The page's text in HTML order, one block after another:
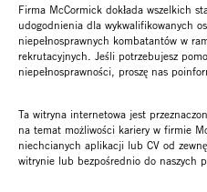
Firma McCormick dokłada wszelkich
udogodnienia dla wykwalifikowanych
niepełnosprawnych kombatantów w
rekrutacyjnych. Jeśli potrzebujesz
niepełnosprawności, proszę nas
Ta witryna internetowa jest
na temat możliwości kariery w firmie
niechcianych aplikacji lub CV od
witrynie lub bezpośrednio do naszych